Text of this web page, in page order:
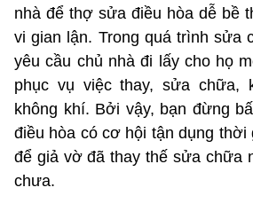
nhà để thợ sửa điều hòa dễ bề
vi gian lận. Trong quá trình sửa
yêu cầu chủ nhà đi lấy cho họ
phục vụ việc thay, sửa chữa,
không khí. Bởi vậy, bạn đừng
điều hòa có cơ hội tận dụng thời
để giả vờ đã thay thế sửa chữa
chưa.